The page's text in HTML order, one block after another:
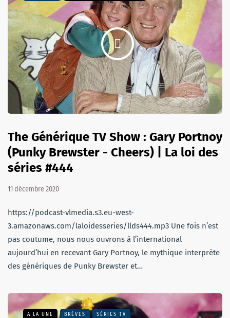
The Générique TV Show : Gary Portnoy
(Punky Brewster - Cheers) | La loi des
séries #444
11 décembre 2020
https://podcast-vlmedia.s3.eu-west-
3.amazonaws.com/laloidesseries/llds444.mp3 Une fois n’est
pas coutume, nous nous ouvrons à l’international
aujourd’hui en recevant Gary Portnoy, le mythique interprète
des génériques de Punky Brewster et…
A LA UNE BRÈVES SÉRIES TV